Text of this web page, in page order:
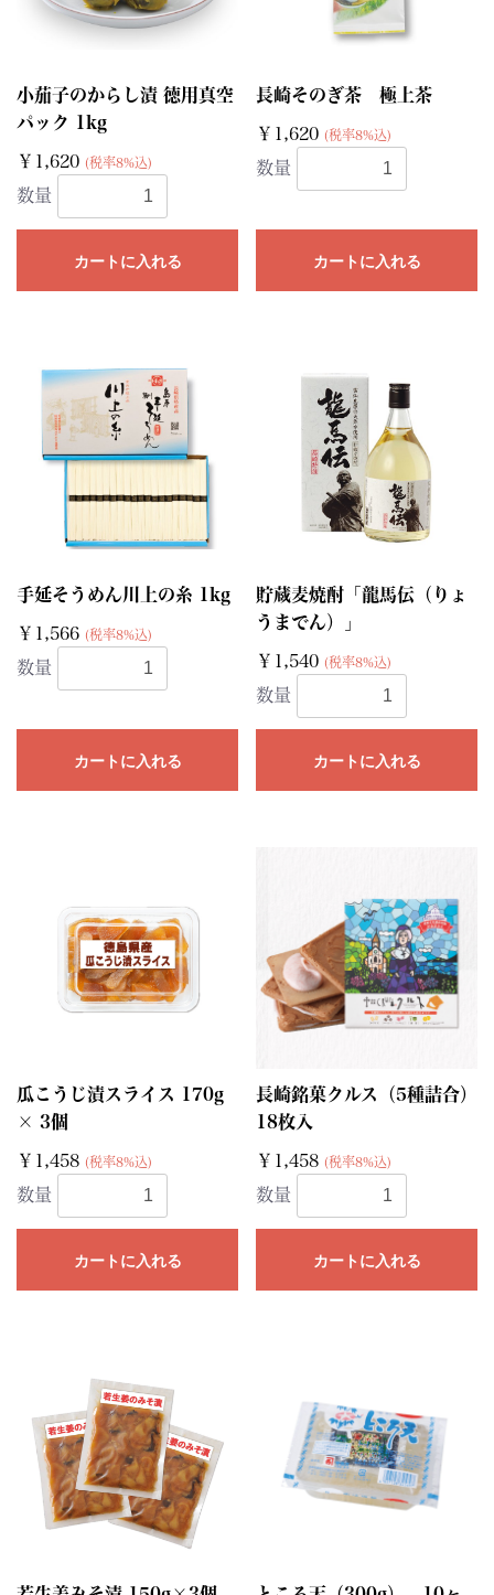
小茄子のからし漬 徳用真空
パック 1kg
￥1,620 (税率8%込)
数量
カートに入れる
長崎そのぎ茶 極上茶
￥1,620 (税率8%込)
数量
カートに入れる
手延そうめん川上の糸 1kg
￥1,566 (税率8%込)
数量
カートに入れる
貯蔵麦焼酎「龍馬伝（りょ
うまでん）」
￥1,540 (税率8%込)
数量
カートに入れる
瓜こうじ漬スライス 170g
× 3個
￥1,458 (税率8%込)
数量
カートに入れる
長崎銘菓クルス（5種詰合）
18枚入
￥1,458 (税率8%込)
数量
カートに入れる